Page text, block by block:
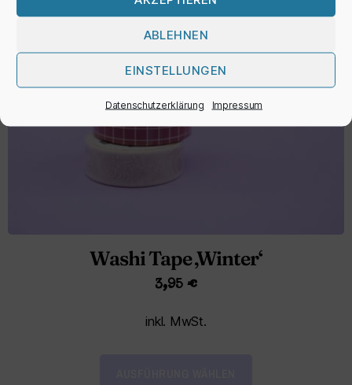
ABLEHNEN
EINSTELLUNGEN
Datenschutzerklärung Impressum
Washi Tape ‚Winter‘
3,95 €
inkl. MwSt.